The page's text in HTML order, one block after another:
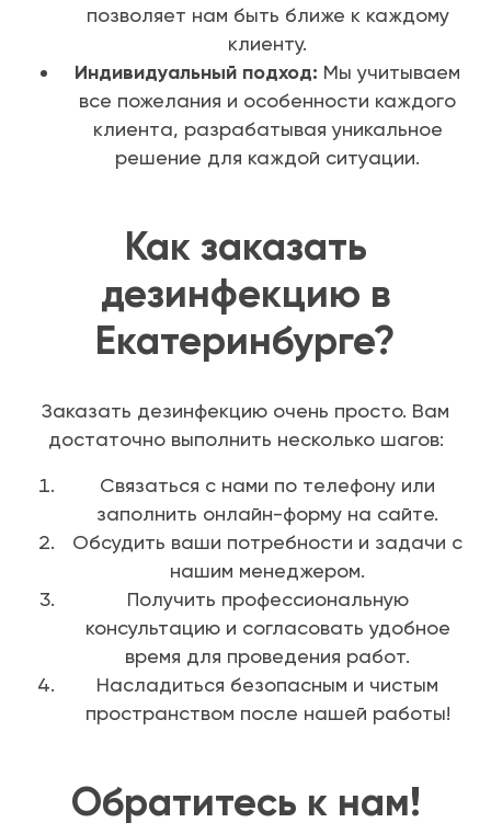
позволяет нам быть ближе к каждому
клиенту.
Индивидуальный подход: Мы учитываем
все пожелания и особенности каждого
клиента, разрабатывая уникальное
решение для каждой ситуации.
Как заказать
дезинфекцию в
Екатеринбурге?
Заказать дезинфекцию очень просто. Вам
достаточно выполнить несколько шагов:
Связаться с нами по телефону или
заполнить онлайн-форму на сайте.
Обсудить ваши потребности и задачи с
нашим менеджером.
Получить профессиональную
консультацию и согласовать удобное
время для проведения работ.
Насладиться безопасным и чистым
пространством после нашей работы!
Обратитесь к нам!